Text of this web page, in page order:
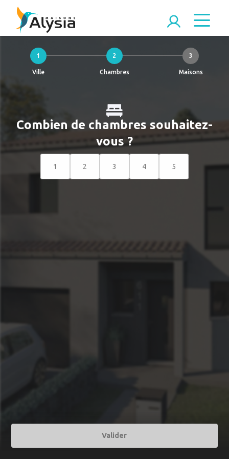
1
Ville
2
Chambres
3
Maisons
Combien de chambres souhaitez-
vous ?
1 2 3 4 5
Valider